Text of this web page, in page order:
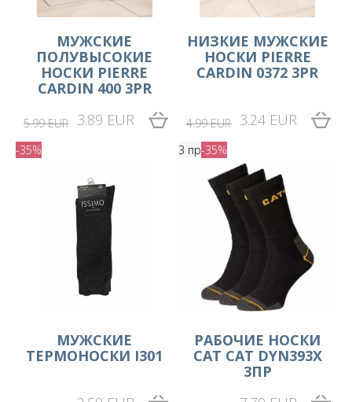
МУЖСКИЕ
ПОЛУВЫСОКИЕ
НОСКИ PIERRE
CARDIN 400 3PR
5.99 EUR 3.89 EUR
НИЗКИЕ МУЖСКИЕ
НОСКИ PIERRE
CARDIN 0372 3PR
4.99 EUR 3.24 EUR
-35%
МУЖСКИЕ
ТЕРМОНОСКИ I301
3 пр-35%
РАБОЧИЕ НОСКИ
CAT CAT DYN393X
3ПР